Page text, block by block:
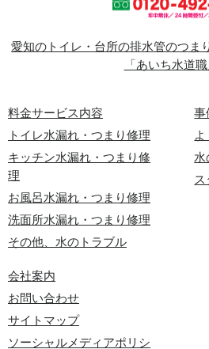
愛知のトイレ・台所の排水管のつま
「あいち水道職
料金サービス内容
トイレ水漏れ・つまり修理
キッチン水漏れ・つまり修
理
お風呂水漏れ・つまり修理
洗面所水漏れ・つまり修理
その他、水のトラブル
事
よ
水
会社案内
お問い合わせ
サイトマップ
ソーシャルメディアポリシ